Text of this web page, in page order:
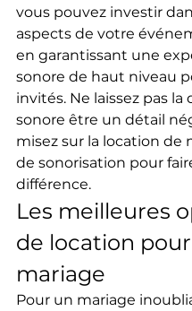
vous pouvez investir
aspects de votre
en garantissant une
sonore de haut niveau
invités. Ne laissez pas la
sonore être un détail
misez sur la location de
de sonorisation pour
différence.
Les meilleures
de location pour
mariage
Pour un mariage